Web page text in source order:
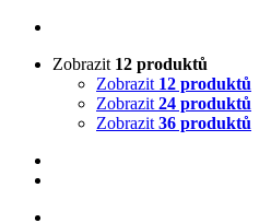
Zobrazit 12 produktů
Zobrazit 12 produktů
Zobrazit 24 produktů
Zobrazit 36 produktů